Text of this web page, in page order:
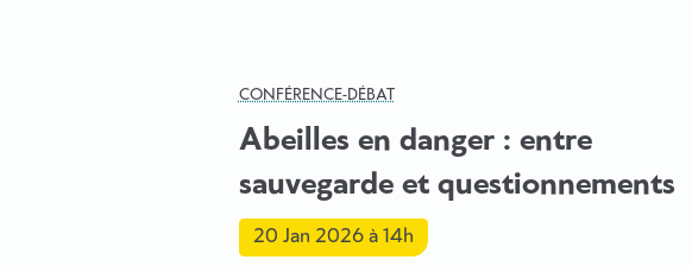
CONFÉRENCE-DÉBAT
Abeilles en danger : entre
sauvegarde et questionnements
20 Jan 2026à 14h